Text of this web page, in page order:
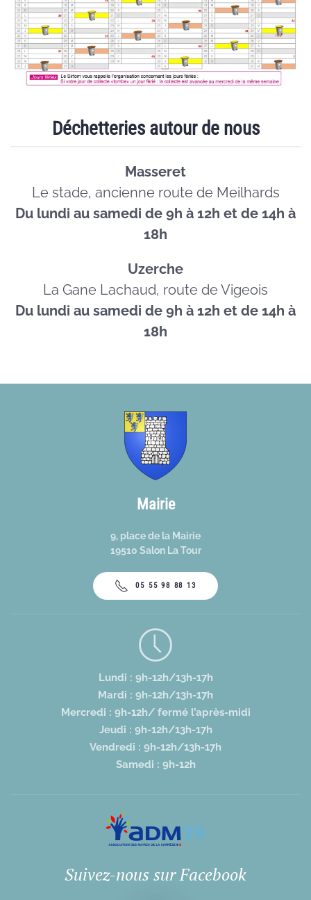
Déchetteries autour de nous
Masseret
Le stade, ancienne route de Meilhards
Du lundi au samedi de 9h à 12h et de 14h à
18h
Uzerche
La Gane Lachaud, route de Vigeois
Du lundi au samedi de 9h à 12h et de 14h à
18h
Mairie
9, place de la Mairie
19510 Salon La Tour
05 55 98 88 13
Lundi : 9h-12h/13h-17h
Mardi : 9h-12h/13h-17h
Mercredi : 9h-12h/ fermé l’après-midi
Jeudi : 9h-12h/13h-17h
Vendredi : 9h-12h/13h-17h
Samedi : 9h-12h
Suivez-nous sur Facebook